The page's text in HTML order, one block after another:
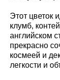
Этот цветок
клумб,
английском
прекрасно
космеей и
легкости и